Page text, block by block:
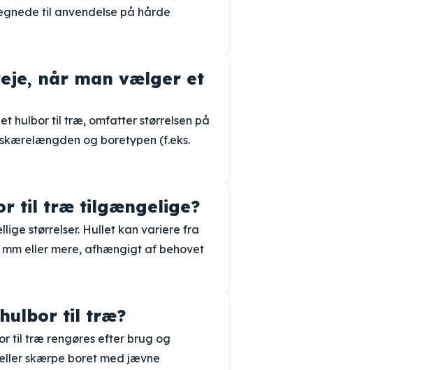
til anvendelse på hårde
når man vælger et
hulbor til træ, omfatter størrelsen på
og boretypen (f.eks.
til træ tilgængelige?
størrelser. Hullet kan variere fra
mm eller mere, afhængigt af behovet
til træ?
til træ rengøres efter brug og
skærpe boret med jævne